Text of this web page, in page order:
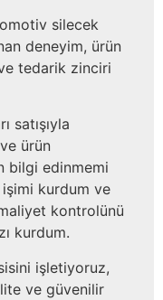
silecek
deneyim, ürün
tedarik zinciri
satışıyla
ürün
bilgi edinmemi
kurdum ve
kontrolünü
kurdum.
işletiyoruz,
ve güvenilir